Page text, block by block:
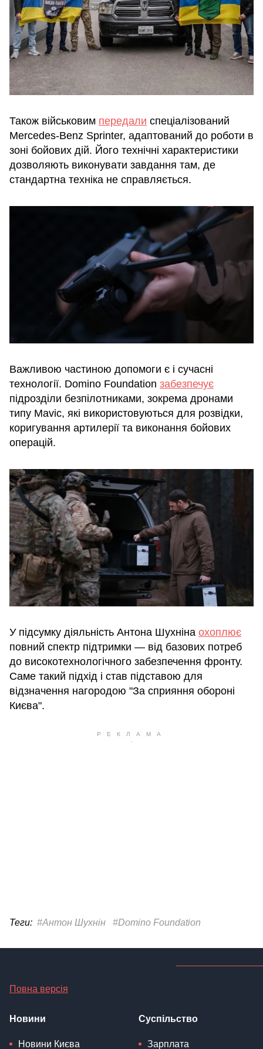
Також військовим передали спеціалізований
Mercedes-Benz Sprinter, адаптований до роботи в
зоні бойових дій. Його технічні характеристики
дозволяють виконувати завдання там, де
стандартна техніка не справляється.
Важливою частиною допомоги є і сучасні
технології. Domino Foundation забезпечує
підрозділи безпілотниками, зокрема дронами
типу Mavic, які використовуються для розвідки,
коригування артилерії та виконання бойових
операцій.
У підсумку діяльність Антона Шухніна охоплює
повний спектр підтримки — від базових потреб
до високотехнологічного забезпечення фронту.
Саме такий підхід і став підставою для
відзначення нагородою "За сприяння обороні
Києва".
Теги: #Антон Шухнін #Domino Foundation
Повна версія
Новини
Новини Києва
Суспільство
Зарплата